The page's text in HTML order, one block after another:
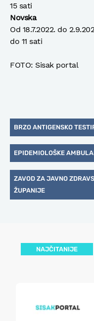
15 sati
Novska
Od 18.7.2022. do
do 11 sati
FOTO: Sisak portal
BRZO ANTIGENSKO
EPIDEMIOLOŠKE
ZAVOD ZA JAVNO
ŽUPANIJE
NAJČITANIJE